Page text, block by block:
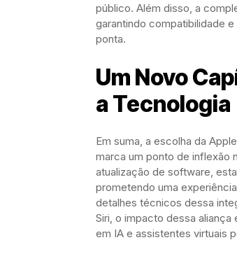
público. Além disso, a
garantindo compatibilidade
ponta.
Um Novo
a Tecnologia
Em suma, a escolha da
marca um ponto de inflexão
atualização de software,
prometendo uma
detalhes técnicos dessa
Siri, o impacto dessa
em IA e assistentes virtuais